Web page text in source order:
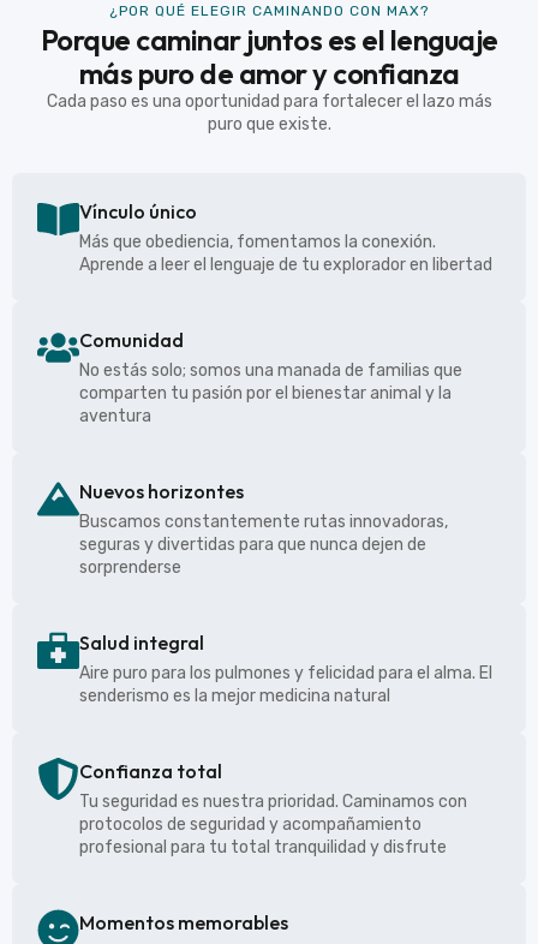
¿POR QUÉ ELEGIR CAMINANDO CON MAX?
Porque caminar juntos es el lenguaje
más puro de amor y confianza
Cada paso es una oportunidad para fortalecer el lazo más
puro que existe.
Vínculo único
Más que obediencia, fomentamos la conexión.
Aprende a leer el lenguaje de tu explorador en libertad
Comunidad
No estás solo; somos una manada de familias que
comparten tu pasión por el bienestar animal y la
aventura
Nuevos horizontes
Buscamos constantemente rutas innovadoras,
seguras y divertidas para que nunca dejen de
sorprenderse
Salud integral
Aire puro para los pulmones y felicidad para el alma. El
senderismo es la mejor medicina natural
Confianza total
Tu seguridad es nuestra prioridad. Caminamos con
protocolos de seguridad y acompañamiento
profesional para tu total tranquilidad y disfrute
Momentos memorables